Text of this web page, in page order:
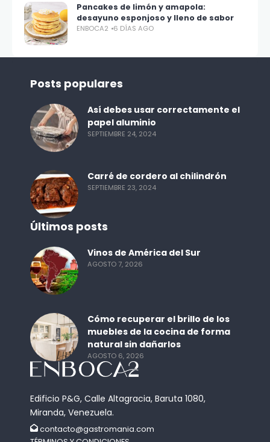
Pancakes de limón y amapola:
desayuno esponjoso y lleno de sabor
ENBOCA2 6 DÍAS AGO
Edificio P&G, Calle Altagracia, Baruta 1080,
Miranda, Venezuela.
contacto@gastromania.com
Posts populares
Así debes usar correctamente el
papel aluminio
SEPTIEMBRE 24, 2024
Carré de cordero al chilindrón
SEPTIEMBRE 23, 2024
Últimos posts
Vinos de América del Sur
AGOSTO 7, 2026
Cómo recuperar el brillo de los
muebles de la cocina de forma
natural sin dañarlos
AGOSTO 6, 2026